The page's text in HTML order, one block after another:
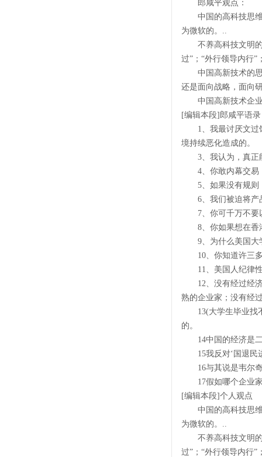
郎咸平观点：
中国的高科技思维
为微软的。..
不养高科技文明的
过”；“外行领导内行”
中国高新技术的思
还是面向战略，面向
中国高新技术企业
[编辑本段]郎咸平语录
1、我最讨厌文过饰
境持续恶化造成的。
3、我认为，真正
4、你敢内幕交易
5、如果没有规则
6、我们被迫将产
7、你可千万不要以
8、你如果想在香
9、为什么美国大学
10、你知道许三多
11、美国人纪律性
12、没有经过经济
熟的企业家；没有经
13(大学生毕业找不
的。
14中国的经济是二
15我反对‘国退民
16与其说是韦尔奇
17假如哪个企业家
[编辑本段]个人观点
中国的高科技思维
为微软的。..
不养高科技文明的
过”；“外行领导内行”